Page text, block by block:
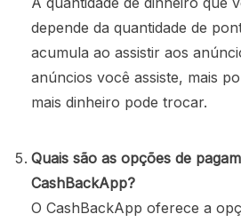
depende da quantidade de
acumula ao assistir aos
anúncios você assiste, mais
mais dinheiro pode trocar.
Quais são as opções de
CashBackApp?
O CashBackApp oferece a